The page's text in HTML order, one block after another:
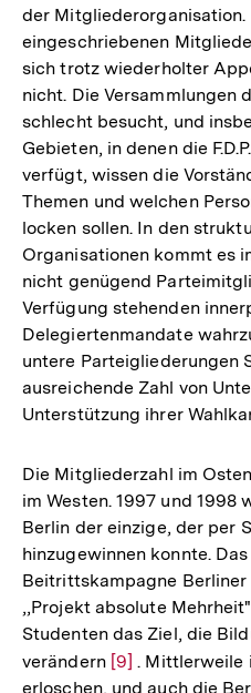
der Mitgliederorganisation.
eingeschriebenen
sich trotz wiederholter
nicht. Die Versammlungen
schlecht besucht, und
Gebieten, in denen die
verfügt, wissen die
Themen und welchen
locken sollen. In den
Organisationen kommt es
nicht genügend
Verfügung stehenden
Delegiertenmandate
untere Parteigliederungen
ausreichende Zahl von
Unterstützung ihrer
Die Mitgliederzahl im
im Westen. 1997 und 1998
Berlin der einzige, der per
hinzugewinnen konnte.
Beitrittskampagne
,,Projekt absolute
Studenten das Ziel, die
verändern Zur
Auflösung
[9] . Mittlerweile
erloschen, und auch die